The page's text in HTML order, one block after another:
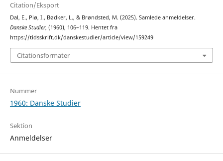
Citation/Eksport
Dal, E., Piø, I., Bødker, L., & Brøndsted, M. (2025). Samlede anmeldelser.
Danske Studier, (1960), 106–119. Hentet fra
https://tidsskrift.dk/danskestudier/article/view/159249
Citationsformater
Nummer
1960: Danske Studier
Sektion
Anmeldelser